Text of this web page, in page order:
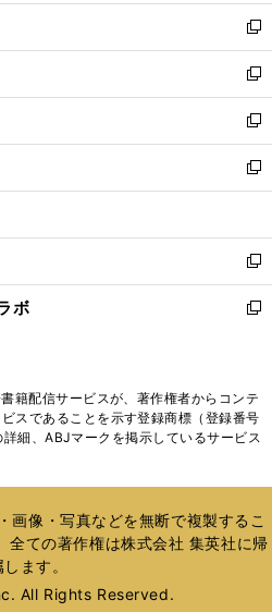
く
ウ
で
開
く
ン
ド
ウ
で
開
く
ウ
ィ
ン
ド
ウ
で
開
く
し
い
ウ
ィ
ン
ド
ウ
で
開
新
し
い
ウ
ィ
ン
ド
ウ
開
く
新
し
い
ウ
ィ
ン
ウ
で
開
く
新
し
い
ウ
ン
ド
ウ
で
新
し
ウ
ィ
ン
ド
く
新
し
い
ド
ウ
で
ボ
新
ィ
ン
ド
開
く
籍配信サービスが、著作権者からコンテ
スであることを示す登録商標（登録番号
細、ABJマークを掲示しているサービス
画像・写真などを無断で複製するこ
全ての著作権は株式会社 集英社に帰
します。
All Rights Reserved.